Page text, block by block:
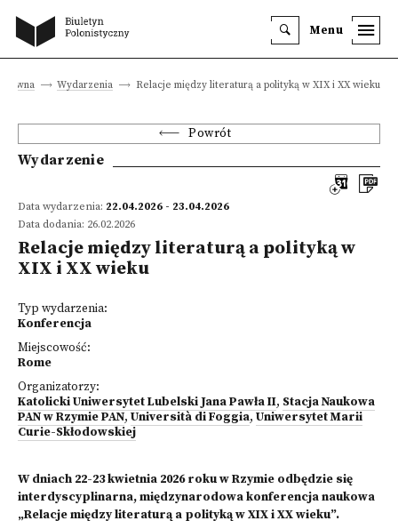
Menu
Wydarzenia Relacje między literaturą a polityką w XIX i XX wieku
Powrót
Wydarzenie
Data wydarzenia: 22.04.2026 - 23.04.2026
Data dodania: 26.02.2026
Relacje między literaturą a polityką w
XIX i XX wieku
Typ wydarzenia:
Konferencja
Miejscowość:
Rome
Organizatorzy:
Katolicki Uniwersytet Lubelski Jana Pawła II, Stacja Naukowa
PAN w Rzymie PAN, Università di Foggia, Uniwersytet Marii
Curie-Skłodowskiej
W dniach 22-23 kwietnia 2026 roku w Rzymie odbędzie się
interdyscyplinarna, międzynarodowa konferencja naukowa
„Relacje między literaturą a polityką w XIX i XX wieku”.